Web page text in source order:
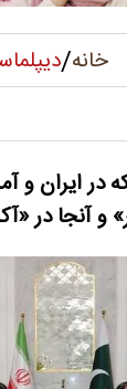
خانه/
ایران و
و آنجا در